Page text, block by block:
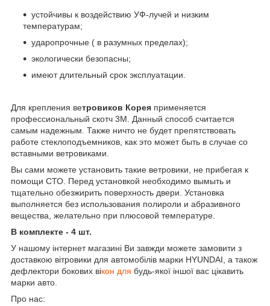
устойчивы к воздействию УФ-лучей и низким
температурам;
ударопрочные ( в разумных пределах);
экологически безопасны;
имеют длительный срок эксплуатации.
Для крепления ветровиков Корея применяется
профессиональный скотч 3М. Данный способ считается
самым надежным. Также ничто не будет препятствовать
работе стеклоподъемников, как это может быть в случае со
вставными ветровиками.
Вы сами можете установить такие ветровики, не прибегая к
помощи СТО. Перед установкой необходимо вымыть и
тщательно обезжирить поверхность двери. Установка
выполняется без использования полироли и абразивного
вещества, желательно при плюсовой температуре.
В комплекте - 4 шт.
У нашому інтернет магазині Ви завжди можете замовити з
доставкою вітровики для автомобілів марки HYUNDAI, а також
дефлектори бокових вікон для будь-якої іншої вас цікавить
марки авто.
Про нас: